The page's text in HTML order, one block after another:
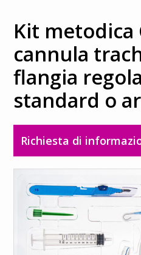
Select your
language
Nair
Azienda
Contatta
ci
Kit metodica
cannula
flangia
standard o
Richiesta di